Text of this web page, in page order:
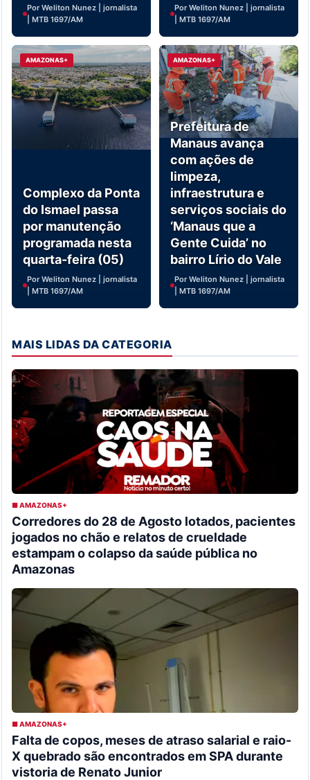
Por Weliton Nunez | jornalista
| MTB 1697/AM
Por Weliton Nunez | jornalista
| MTB 1697/AM
AMAZONAS+
Complexo da Ponta
do Ismael passa
por manutenção
programada nesta
quarta-feira (05)
Por Weliton Nunez | jornalista
| MTB 1697/AM
AMAZONAS+
Prefeitura de
Manaus avança
com ações de
limpeza,
infraestrutura e
serviços sociais do
‘Manaus que a
Gente Cuida’ no
bairro Lírio do Vale
Por Weliton Nunez | jornalista
| MTB 1697/AM
MAIS LIDAS DA CATEGORIA
■ AMAZONAS+
Corredores do 28 de Agosto lotados, pacientes
jogados no chão e relatos de crueldade
estampam o colapso da saúde pública no
Amazonas
■ AMAZONAS+
Falta de copos, meses de atraso salarial e raio-
X quebrado são encontrados em SPA durante
vistoria de Renato Junior